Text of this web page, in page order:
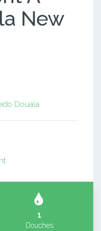
New
Douala
1
Douches